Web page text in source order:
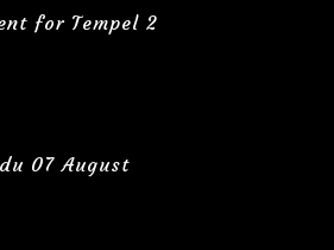
for Tempel 2
07 August